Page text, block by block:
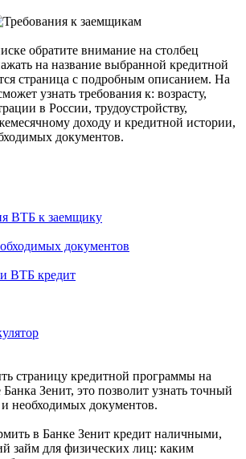
обратите внимание на столбец
на название выбранной кредитной
страница с подробным описанием. На
узнать требования к: возрасту,
в России, трудоустройству,
доходу и кредитной истории,
документов.
ВТБ к заемщику
документов
ВТБ кредит
страницу кредитной программы на
Зенит, это позволит узнать точный
необходимых документов.
в Банке Зенит кредит наличными,
займ для физических лиц: каким